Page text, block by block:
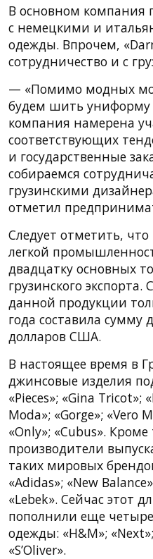
В основном компания
с немецкими и
одежды. Впрочем,
сотрудничество и с
— «Помимо модных
будем шить униформу
компания намерена
соответствующих
и государственные
собираемся
грузинскими
отметил
Следует отметить, что
легкой
двадцатку основных
грузинского экспорта.
данной продукции
года составила сумму
долларов США.
В настоящее время в
джинсовые изделия
«Pieces»; «Gina Tricot»;
Moda»; «Gorge»; «Vero
«Only»; «Cubus». Кроме
производители
таких мировых
«Adidas»; «New
«Lebek». Сейчас этот
пополнили еще
одежды: «H&M»;
«S’Oliver».